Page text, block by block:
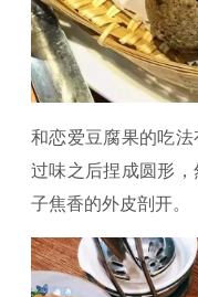
和恋爱豆腐果的吃
过味之后捏成圆形
子焦香的外皮剖开。